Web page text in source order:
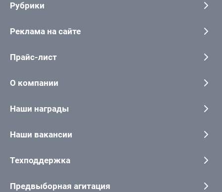
Рубрики
Реклама на сайте
Прайс-лист
О компании
Наши награды
Наши вакансии
Техподдержка
Предвыборная агитация